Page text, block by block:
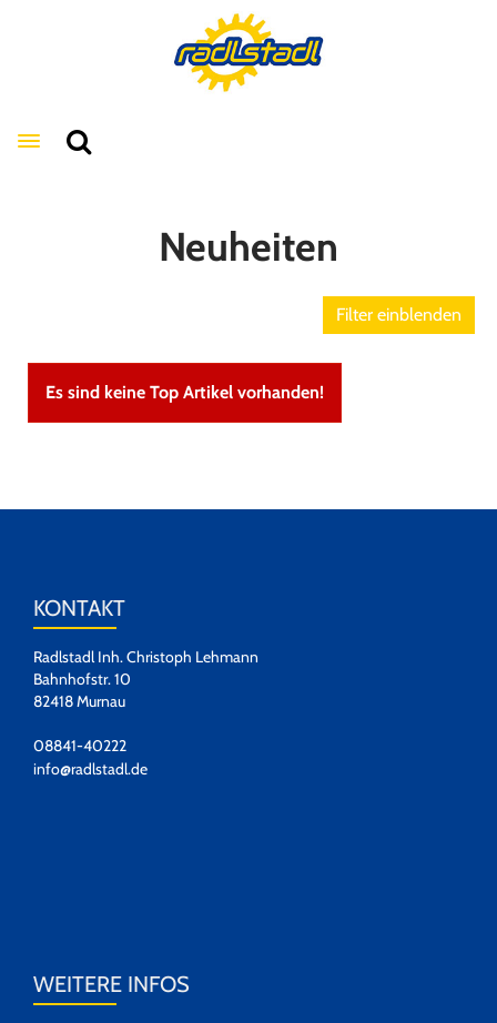
Toggle navigation
Neuheiten
Filter einblenden
Es sind keine Top Artikel vorhanden!
KONTAKT
Radlstadl Inh. Christoph Lehmann
Bahnhofstr. 10
82418 Murnau
08841-40222
info@radlstadl.de
WEITERE INFOS